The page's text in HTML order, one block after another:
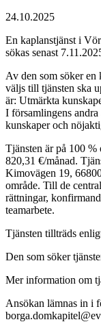
24.10.2025
En kaplanstjänst i
sökas senast
Av den som söker en
väljs till tjänsten ska
är: Utmärkta
I församlingens
kunskaper och
Tjänsten är på 100
820,31 €/månad.
Kimovägen 19,
område. Till de
rättningar,
teamarbete.
Tjänsten tillträds
Den som söker
Mer information om
Ansökan lämnas in i